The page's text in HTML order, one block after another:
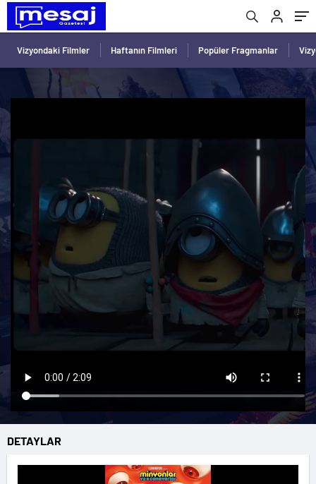
Vizyondaki Filmler Haftanın Filmleri Popüler Fragmanlar
DETAYLAR